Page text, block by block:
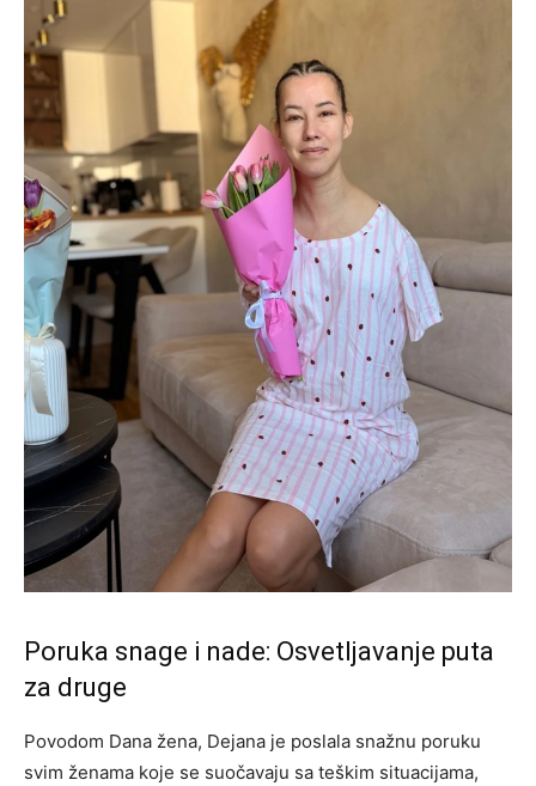
Poruka snage i nade: Osvetljavanje puta
za druge
Povodom Dana žena, Dejana je poslala snažnu poruku
svim ženama koje se suočavaju sa teškim situacijama,